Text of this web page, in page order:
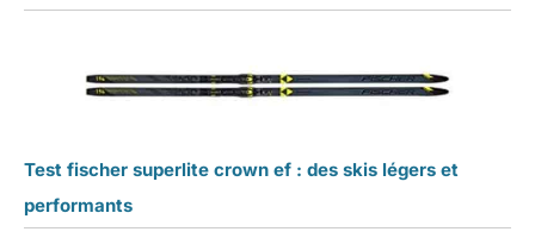
Test fischer superlite crown ef : des skis légers et
performants